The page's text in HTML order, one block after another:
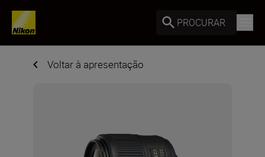
PROCURAR
Voltar à apresentação